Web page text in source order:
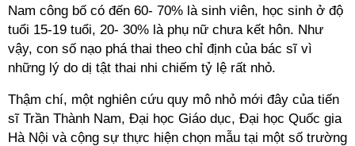
Nam công bố có đến 60- 70% là sinh viên, học sinh ở độ
tuổi 15-19 tuổi, 20- 30% là phụ nữ chưa kết hôn. Như
vậy, con số nạo phá thai theo chỉ định của bác sĩ vì
những lý do dị tật thai nhi chiếm tỷ lệ rất nhỏ.
Thậm chí, một nghiên cứu quy mô nhỏ mới đây của tiến
sĩ Trần Thành Nam, Đại học Giáo dục, Đại học Quốc gia
Hà Nội và cộng sự thực hiện chọn mẫu tại một số trường